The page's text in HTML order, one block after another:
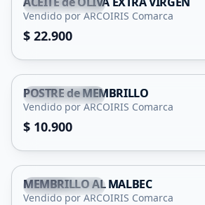
San Francisco
Vendido por ARCOIRIS Comarca
$ 22.900
San Francisco
POSTRE de MEMBRILLO
Vendido por ARCOIRIS Comarca
$ 10.900
San Francisco
MEMBRILLO AL MALBEC
Vendido por ARCOIRIS Comarca